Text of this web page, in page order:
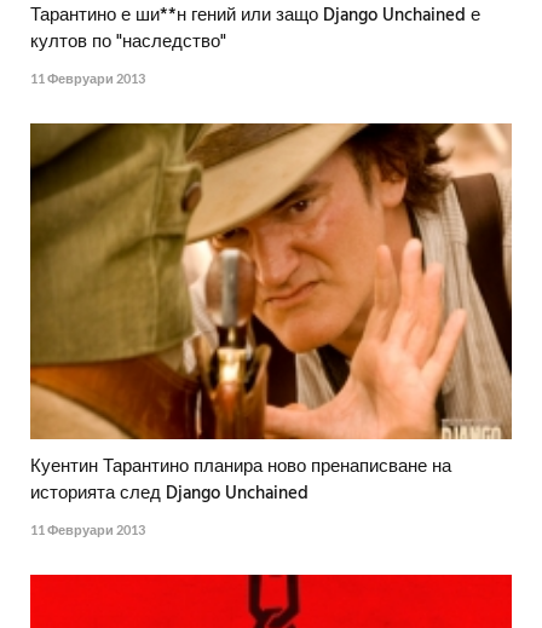
Тарантино е ши**н гений или защо Django Unchained е
култов по "наследство"
11 Февруари 2013
Куентин Тарантино планира ново пренаписване на
историята след Django Unchained
11 Февруари 2013